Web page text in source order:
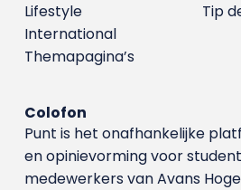
Tip
Lifestyle
International
Themapagina’s
Colofon
Punt is het onafhankelijke
en opinievorming voor
medewerkers van Avans